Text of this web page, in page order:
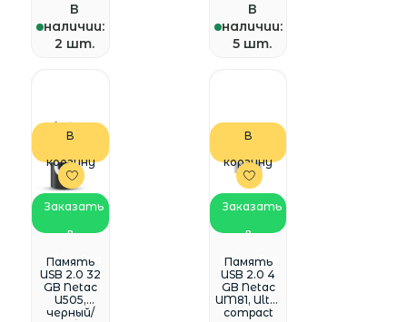
В
наличии:
2 шт.
В
наличии:
5 шт.
В
корзину
Заказать
в
WhatsApp
Память
USB 2.0 32
GB Netac
U505,
черный/
В
корзину
Заказать
в
WhatsApp
Память
USB 2.0 4
GB Netac
UM81, Ultra
compact